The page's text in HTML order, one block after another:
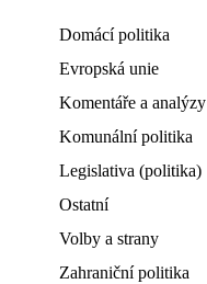
Domácí politika
Evropská unie
Komentáře a analýzy
Komunální politika
Legislativa (politika)
Ostatní
Volby a strany
Zahraniční politika